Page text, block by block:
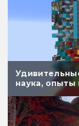
наука, опыты